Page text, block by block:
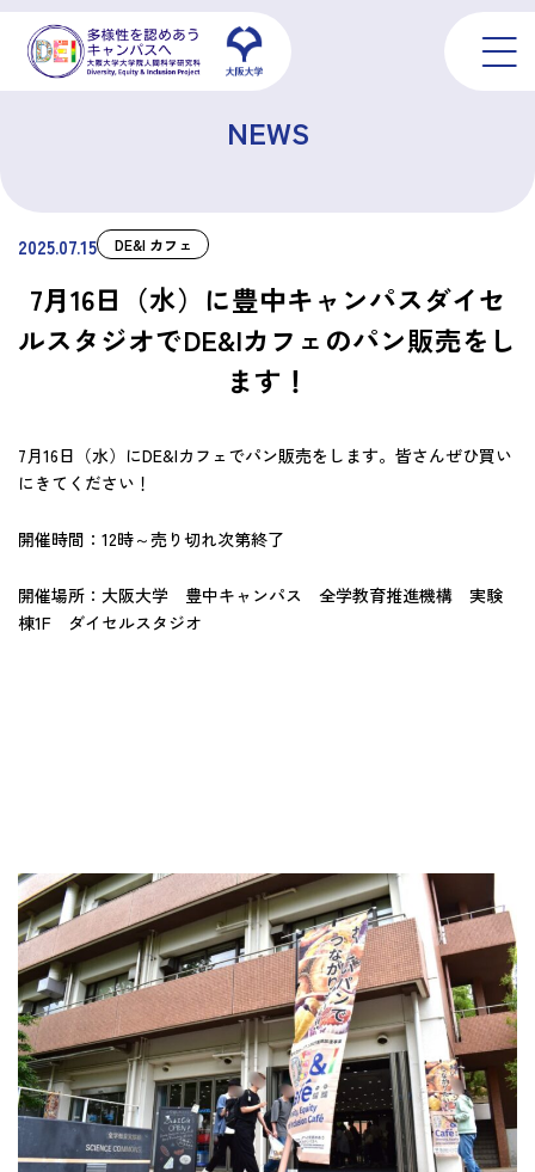
NEWS
2025.07.15 DE&I カフェ
7月16日（水）に豊中キャンパスダイセ
ルスタジオでDE&Iカフェのパン販売をし
ます！
7月16日（水）にDE&Iカフェでパン販売をします。皆さんぜひ買い
にきてください！
開催時間：12時～売り切れ次第終了
開催場所：大阪大学 豊中キャンパス 全学教育推進機構 実験
棟1F ダイセルスタジオ